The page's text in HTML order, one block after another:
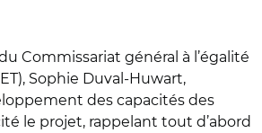
Commissariat général à l’égalité
Sophie Duval-Huwart,
des capacités des
le projet, rappelant tout d’abord